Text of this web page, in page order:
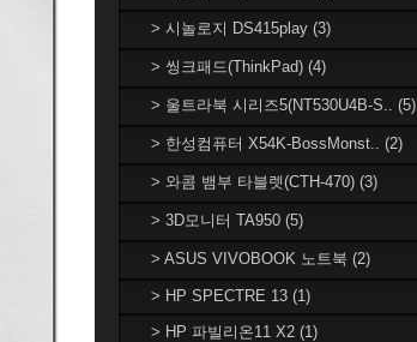
> 시놀로지 DS415play (3)
> 씽크패드(ThinkPad) (4)
> 울트라북 시리즈5(NT530U4B-S.. (5)
> 한성컴퓨터 X54K-BossMonst.. (2)
> 와콤 뱀부 타블렛(CTH-470) (3)
> 3D모니터 TA950 (5)
> ASUS VIVOBOOK 노트북 (2)
> HP SPECTRE 13 (1)
> HP 파빌리온11 X2 (1)